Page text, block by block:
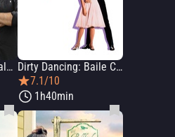
Todos queremos a alguien
Dirty Dancing: Baile Caliente
7.1/10
1h40min